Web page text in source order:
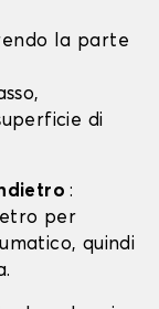
la parte
di
:
per
quindi